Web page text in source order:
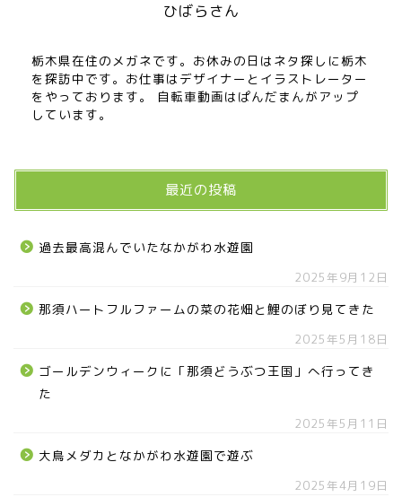
ひばらさん
栃木県在住のメガネです。お休みの日はネタ探しに栃木
を探訪中です。お仕事はデザイナーとイラストレーター
をやっております。 自転車動画はぱんだまんがアップ
しています。
最近の投稿
過去最高混んでいたなかがわ水遊園
2025年9月12日
那須ハートフルファームの菜の花畑と鯉のぼり見てきた
2025年5月18日
ゴールデンウィークに「那須どうぶつ王国」へ行ってき
た
2025年5月11日
大鳥メダカとなかがわ水遊園で遊ぶ
2025年4月19日